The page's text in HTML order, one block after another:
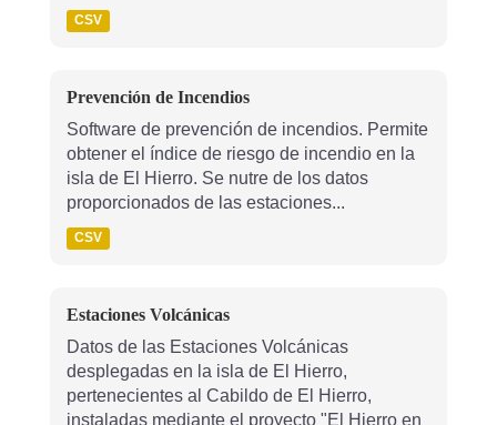
CSV
Prevención de Incendios
Software de prevención de incendios. Permite
obtener el índice de riesgo de incendio en la
isla de El Hierro. Se nutre de los datos
proporcionados de las estaciones...
CSV
Estaciones Volcánicas
Datos de las Estaciones Volcánicas
desplegadas en la isla de El Hierro,
pertenecientes al Cabildo de El Hierro,
instaladas mediante el proyecto "El Hierro en